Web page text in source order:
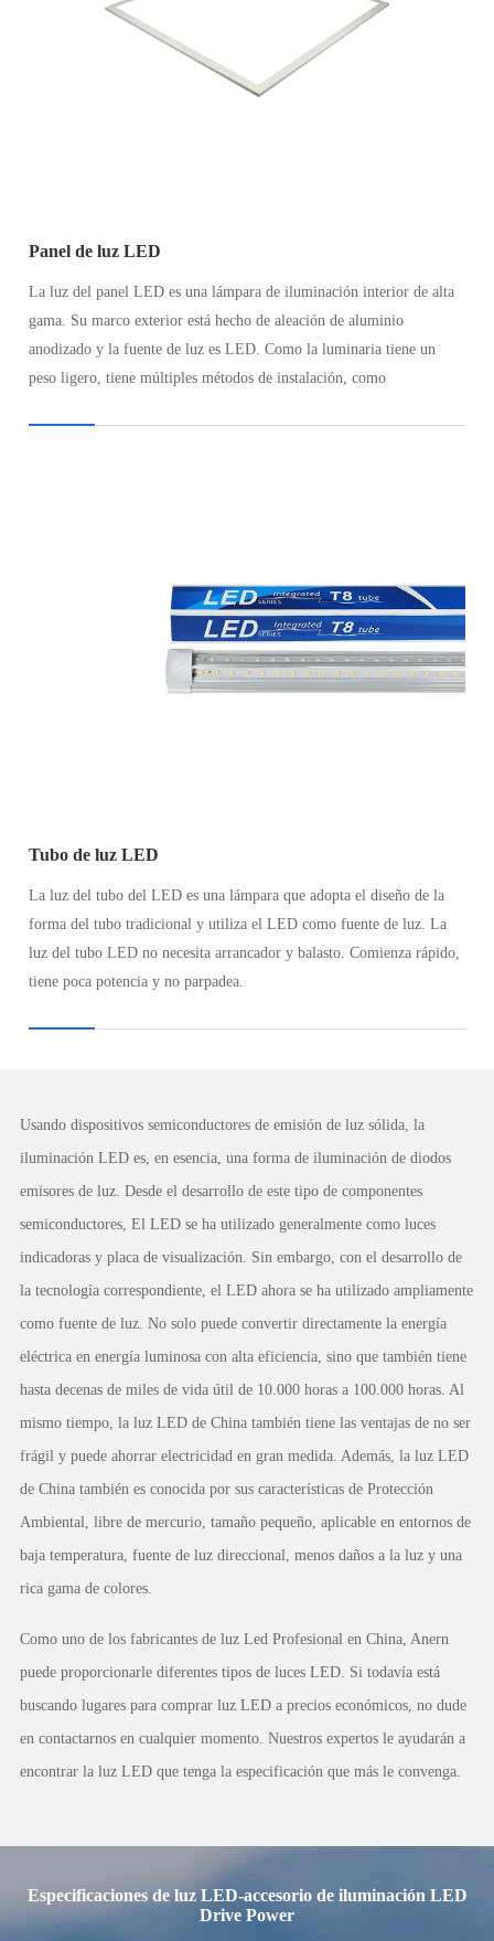
Panel de luz LED
La luz del panel LED es una lámpara de iluminación interior de alta
gama. Su marco exterior está hecho de aleación de aluminio
anodizado y la fuente de luz es LED. Como la luminaria tiene un
peso ligero, tiene múltiples métodos de instalación, como
Tubo de luz LED
La luz del tubo del LED es una lámpara que adopta el diseño de la
forma del tubo tradicional y utiliza el LED como fuente de luz. La
luz del tubo LED no necesita arrancador y balasto. Comienza rápido,
tiene poca potencia y no parpadea.
Usando dispositivos semiconductores de emisión de luz sólida, la
iluminación LED es, en esencia, una forma de iluminación de diodos
emisores de luz. Desde el desarrollo de este tipo de componentes
semiconductores, El LED se ha utilizado generalmente como luces
indicadoras y placa de visualización. Sin embargo, con el desarrollo de
la tecnología correspondiente, el LED ahora se ha utilizado ampliamente
como fuente de luz. No solo puede convertir directamente la energía
eléctrica en energía luminosa con alta eficiencia, sino que también tiene
hasta decenas de miles de vida útil de 10.000 horas a 100.000 horas. Al
mismo tiempo, la luz LED de China también tiene las ventajas de no ser
frágil y puede ahorrar electricidad en gran medida. Además, la luz LED
de China también es conocida por sus características de Protección
Ambiental, libre de mercurio, tamaño pequeño, aplicable en entornos de
baja temperatura, fuente de luz direccional, menos daños a la luz y una
rica gama de colores.
Como uno de los fabricantes de luz Led Profesional en China, Anern
puede proporcionarle diferentes tipos de luces LED. Si todavía está
buscando lugares para comprar luz LED a precios económicos, no dude
en contactarnos en cualquier momento. Nuestros expertos le ayudarán a
encontrar la luz LED que tenga la especificación que más le convenga.
Especificaciones de luz LED-accesorio de iluminación LED
Drive Power